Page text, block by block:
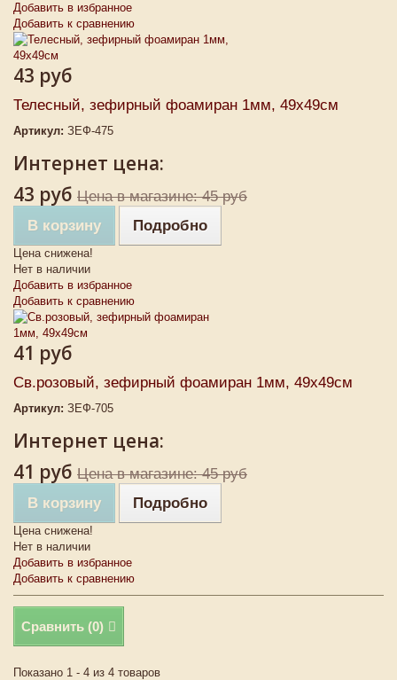
Добавить в избранное
Добавить к сравнению
43 руб
Телесный, зефирный фоамиран 1мм, 49х49см
Артикул: ЗЕФ-475
Интернет цена:
43 руб Цена в магазине: 45 руб
В корзину
Подробно
Цена снижена!
Нет в наличии
Добавить в избранное
Добавить к сравнению
41 руб
Св.розовый, зефирный фоамиран 1мм, 49х49см
Артикул: ЗЕФ-705
Интернет цена:
41 руб Цена в магазине: 45 руб
В корзину
Подробно
Цена снижена!
Нет в наличии
Добавить в избранное
Добавить к сравнению
Сравнить (0)
Показано 1 - 4 из 4 товаров